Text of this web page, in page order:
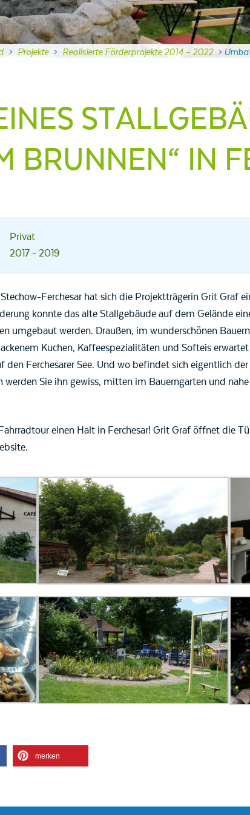
> Projekte > Realisierte Förderprojekte 2014 - 2022 >
BRUNNEN“ IN
Privat
2017 - 2019
Ferchesar hat sich die Projektträgerin Grit Graf
konnte das alte Stallgebäude auf dem Gelände
umgebaut werden. Draußen, im wunderschönen
Kuchen, Kaffeespezialitäten und Softeis
den Ferchesarer See. Und wo befindet sich eigentlich
werden Sie ihn gewiss, mitten im Bauerngarten und
einen Halt in Ferchesar! Grit Graf öffnet die
merken